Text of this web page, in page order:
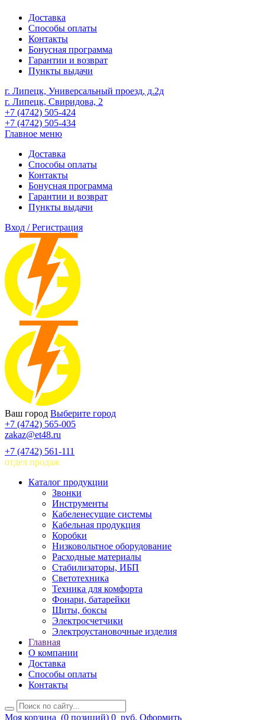
Доставка
Способы оплаты
Контакты
Бонусная программа
Гарантии и возврат
Пункты выдачи
г. Липецк, Универсальный проезд, д.2д
г. Липецк, Свиридова, 2
+7 (4742) 505-424
+7 (4742) 505-434
Главное меню
Доставка
Способы оплаты
Контакты
Бонусная программа
Гарантии и возврат
Пункты выдачи
Вход / Регистрация
Ваш город Выберите город
+7 (4742) 565-005
zakaz@et48.ru
+7 (4742) 561-111
отдел продаж
Каталог продукции
Звонки
Инструменты
Кабеленесущие системы
Кабельная продукция
Коробки
Низковольтное оборудование
Расходные материалы
Стабилизаторы, ИБП
Светотехника
Техника для комфорта
Фонари, батарейки
Щиты, боксы
Электросчетчики
Электроустановочные изделия
Главная
О компании
Доставка
Способы оплаты
Контакты
Моя корзина (0 позиций) 0 руб. Оформить